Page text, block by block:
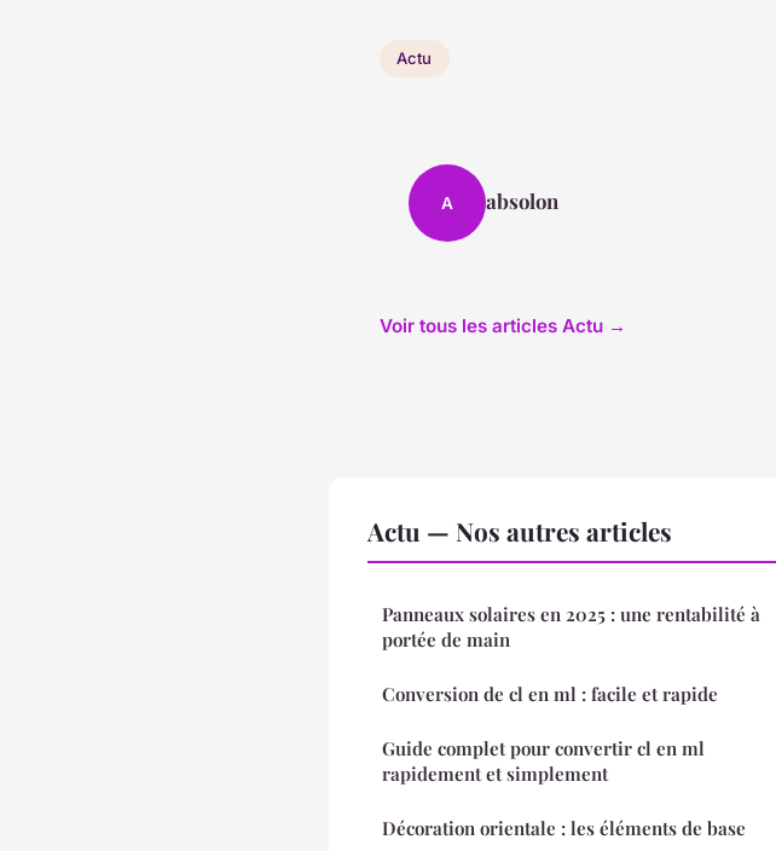
Actu
A absolon
Voir tous les articles Actu →
Actu — Nos autres articles
Panneaux solaires en 2025 : une rentabilité à
portée de main
Conversion de cl en ml : facile et rapide
Guide complet pour convertir cl en ml
rapidement et simplement
Décoration orientale : les éléments de base